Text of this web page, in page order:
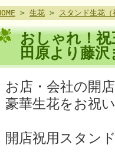
> 生花 > スタンド生花
おしゃれ！
田原より藤
お店・会社の開
豪華生花をお祝
開店祝用スタン